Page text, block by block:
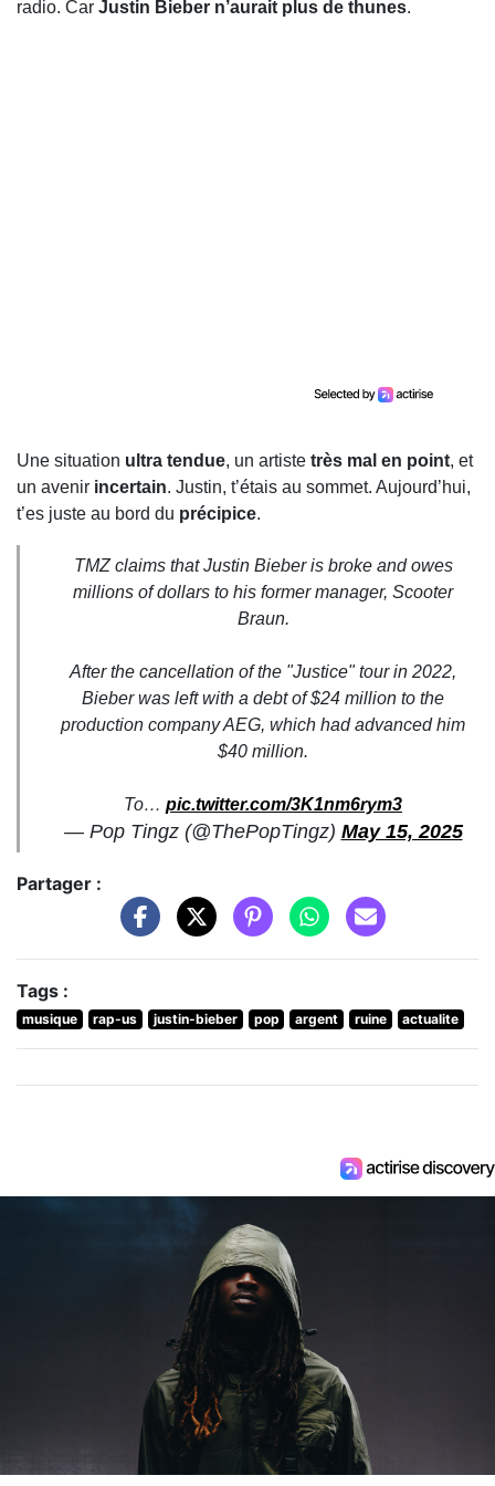
radio. Car Justin Bieber n’aurait plus de thunes.
Une situation ultra tendue, un artiste très mal en point, et
un avenir incertain. Justin, t’étais au sommet. Aujourd’hui,
t’es juste au bord du précipice.
TMZ claims that Justin Bieber is broke and owes
millions of dollars to his former manager, Scooter
Braun.
After the cancellation of the "Justice" tour in 2022,
Bieber was left with a debt of $24 million to the
production company AEG, which had advanced him
$40 million.
To… pic.twitter.com/3K1nm6rym3
— Pop Tingz (@ThePopTingz) May 15, 2025
Partager :
Tags :
musique rap-us justin-bieber pop argent ruine actualite